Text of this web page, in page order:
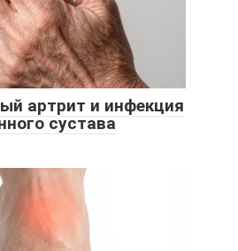
артрит и инфекция
сустава